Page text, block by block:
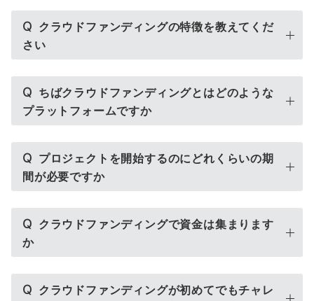
Q クラウドファンディングの特徴を教えてくだ
さい
Q ちばクラウドファンディングとはどのような
プラットフォームですか
Q プロジェクトを開始するのにどれくらいの期
間が必要ですか
Q クラウドファンディングで資金は集まります
か
Q クラウドファンディングが初めてでもチャレ